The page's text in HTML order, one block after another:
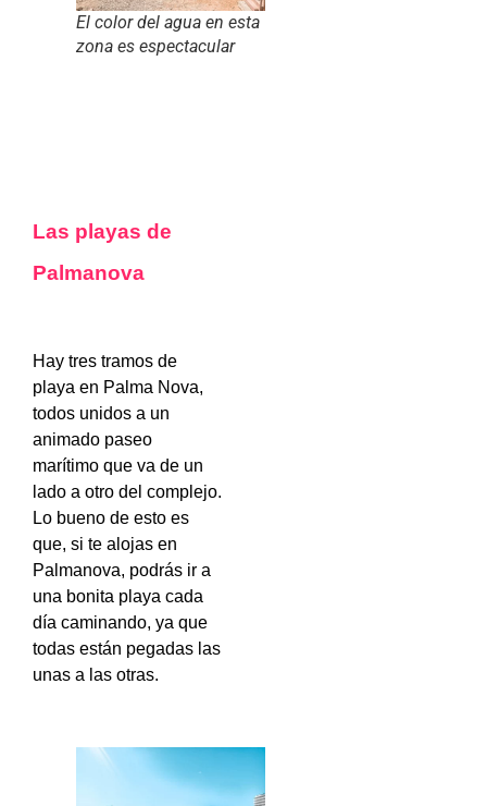
El color del agua en esta
zona es espectacular
Las playas de
Palmanova
Hay tres tramos de
playa en Palma Nova,
todos unidos a un
animado paseo
marítimo que va de un
lado a otro del complejo.
Lo bueno de esto es
que, si te alojas en
Palmanova, podrás ir a
una bonita playa cada
día caminando, ya que
todas están pegadas las
unas a las otras.